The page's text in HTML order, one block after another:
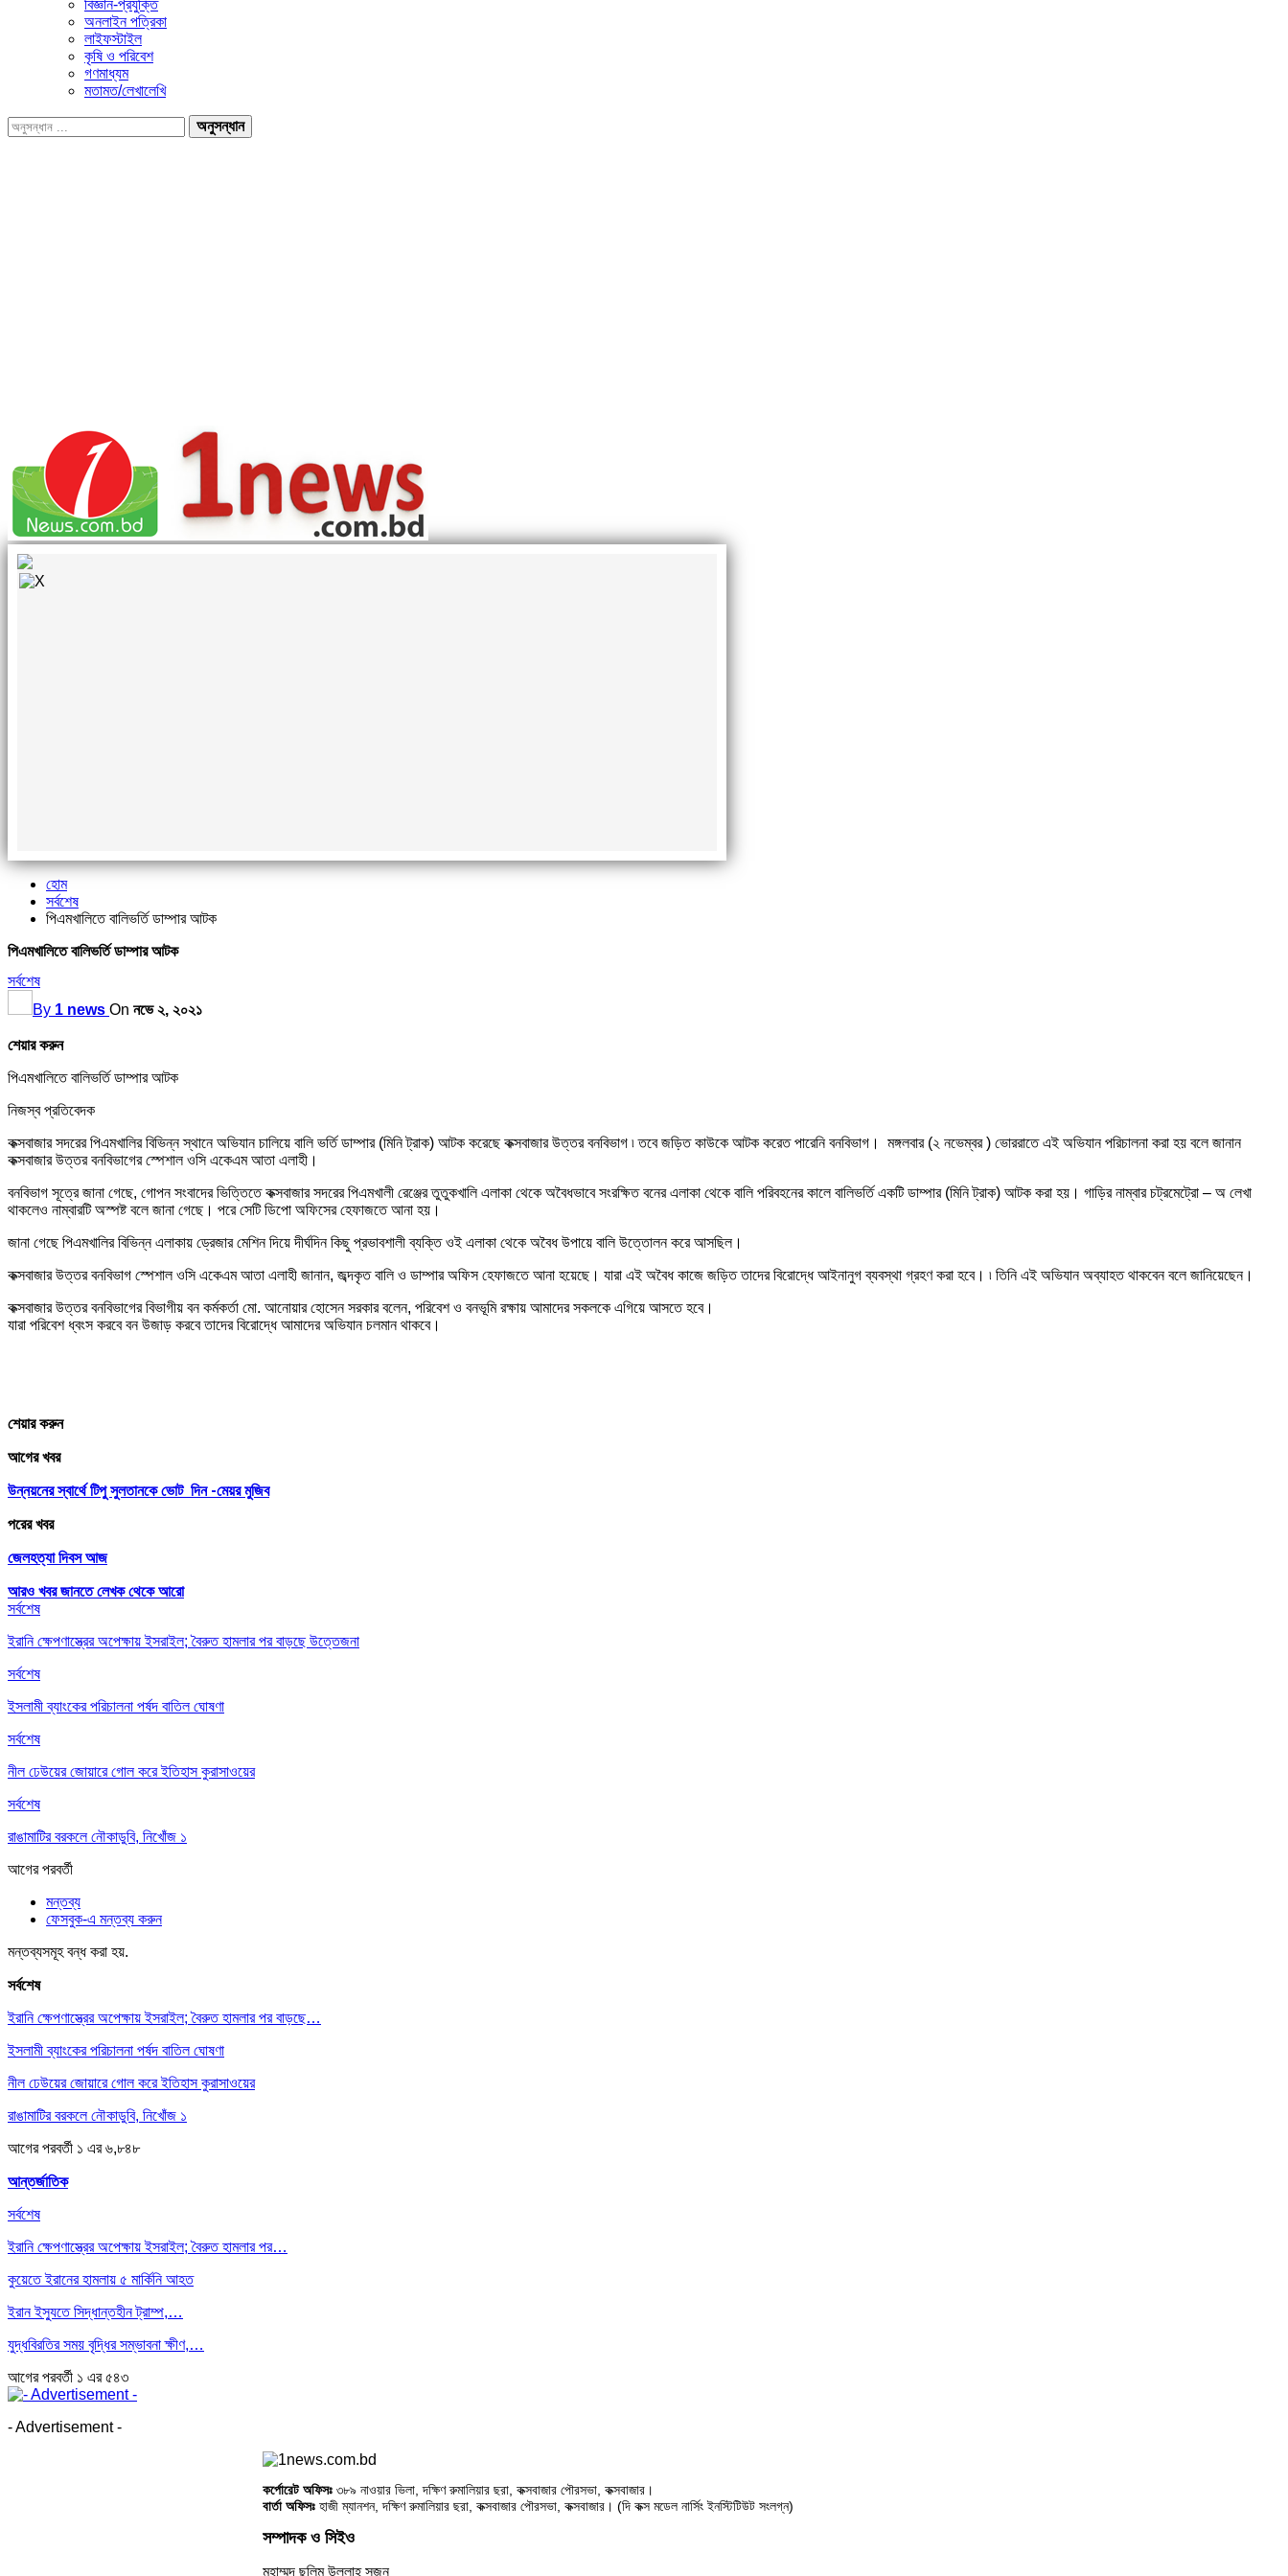
বিজ্ঞান-প্রযুক্তি
অনলাইন পত্রিকা
লাইফস্টাইল
কৃষি ও পরিবেশ
গণমাধ্যম
মতামত/লেখালেখি
হোম
সর্বশেষ
পিএমখালিতে বালিভর্তি ডাম্পার আটক
পিএমখালিতে বালিভর্তি ডাম্পার আটক
সর্বশেষ
By 1 news On নভে ২, ২০২১
শেয়ার করুন
পিএমখালিতে বালিভর্তি ডাম্পার আটক
নিজস্ব প্রতিবেদক
কক্সবাজার সদরের পিএমখালির বিভিন্ন স্থানে অভিযান চালিয়ে বালি ভর্তি ডাম্পার (মিনি ট্রাক) আটক করেছে কক্সবাজার উত্তর বনবিভাগ ৷ তবে জড়িত কাউকে আটক করেত পারেনি বনবিভাগ। মঙ্গলবার (২ নভেম্বর ) ভোররাতে এই অভিযান পরিচালনা করা হয় বলে জানান
কক্সবাজার উত্তর বনবিভাগের স্পেশাল ওসি একেএম আতা এলাহী।
বনবিভাগ সূত্রে জানা গেছে, গোপন সংবাদের ভিত্তিতে কক্সবাজার সদরের পিএমখালী রেঞ্জের তুতুকখালি এলাকা থেকে অবৈধভাবে সংরক্ষিত বনের এলাকা থেকে বালি পরিবহনের কালে বালিভর্তি একটি ডাম্পার (মিনি ট্রাক) আটক করা হয়। গাড়ির নাম্বার চট্রমেট্রো – অ লেখা
থাকলেও নাম্বারটি অস্পষ্ট বলে জানা গেছে। পরে সেটি ডিপো অফিসের হেফাজতে আনা হয়।
জানা গেছে পিএমখালির বিভিন্ন এলাকায় ড্রেজার মেশিন দিয়ে দীর্ঘদিন কিছু প্রভাবশালী ব্যক্তি ওই এলাকা থেকে অবৈধ উপায়ে বালি উত্তোলন করে আসছিল।
কক্সবাজার উত্তর বনবিভাগ স্পেশাল ওসি একেএম আতা এলাহী জানান, জব্দকৃত বালি ও ডাম্পার অফিস হেফাজতে আনা হয়েছে। যারা এই অবৈধ কাজে জড়িত তাদের বিরোদ্ধে আইনানুগ ব্যবস্থা গ্রহণ করা হবে। ৷ তিনি এই অভিযান অব্যাহত থাকবেন বলে জানিয়েছেন।
কক্সবাজার উত্তর বনবিভাগের বিভাগীয় বন কর্মকর্তা মো. আনোয়ার হোসেন সরকার বলেন, পরিবেশ ও বনভূমি রক্ষায় আমাদের সকলকে এগিয়ে আসতে হবে।
যারা পরিবেশ ধ্বংস করবে বন উজাড় করবে তাদের বিরোদ্ধে আমাদের অভিযান চলমান থাকবে।
শেয়ার করুন
আগের খবর
উন্নয়নের স্বার্থে টিপু সুলতানকে ভোট দিন -মেয়র মুজিব
পরের খবর
জেলহত্যা দিবস আজ
আরও খবর জানতে লেখক থেকে আরো
সর্বশেষ
ইরানি ক্ষেপণাস্ত্রের অপেক্ষায় ইসরাইল; বৈরুত হামলার পর বাড়ছে উত্তেজনা
সর্বশেষ
ইসলামী ব্যাংকের পরিচালনা পর্ষদ বাতিল ঘোষণা
সর্বশেষ
নীল ঢেউয়ের জোয়ারে গোল করে ইতিহাস কুরাসাওয়ের
সর্বশেষ
রাঙামাটির বরকলে নৌকাডুবি, নিখোঁজ ১
আগেরপরবর্তী
মন্তব্য
ফেসবুক-এ মন্তব্য করুন
মন্তব্যসমূহ বন্ধ করা হয়.
সর্বশেষ
ইরানি ক্ষেপণাস্ত্রের অপেক্ষায় ইসরাইল; বৈরুত হামলার পর বাড়ছে…
ইসলামী ব্যাংকের পরিচালনা পর্ষদ বাতিল ঘোষণা
নীল ঢেউয়ের জোয়ারে গোল করে ইতিহাস কুরাসাওয়ের
রাঙামাটির বরকলে নৌকাডুবি, নিখোঁজ ১
আগেরপরবর্তী ১ এর ৬,৮৪৮
আন্তর্জাতিক
সর্বশেষ
ইরানি ক্ষেপণাস্ত্রের অপেক্ষায় ইসরাইল; বৈরুত হামলার পর…
কুয়েতে ইরানের হামলায় ৫ মার্কিনি আহত
ইরান ইস্যুতে সিদ্ধান্তহীন ট্রাম্প,…
যুদ্ধবিরতির সময় বৃদ্ধির সম্ভাবনা ক্ষীণ,…
আগেরপরবর্তী ১ এর ৫৪৩
- Advertisement -
কর্পোরেট অফিসঃ৩৮৯ নাওয়ার ভিলা, দক্ষিণ রুমালিয়ার ছরা, কক্সবাজার পৌরসভা, কক্সবাজার।
বার্তা অফিসঃ হাজী ম্যানশন, দক্ষিণ রুমালিয়ার ছরা, কক্সবাজার পৌরসভা, কক্সবাজার। (দি কক্স মডেল নার্সিং ইনস্টিটিউট সংলগ্ন)
সম্পাদক ও সিইও
মুহাম্মদ ছলিম উল্লাহ সুজন